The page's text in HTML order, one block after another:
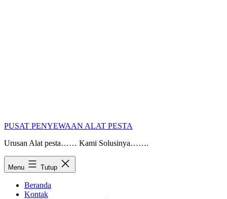
PUSAT PENYEWAAN ALAT PESTA
Urusan Alat pesta…… Kami Solusinya…….
Menu Tutup
Beranda
Kontak